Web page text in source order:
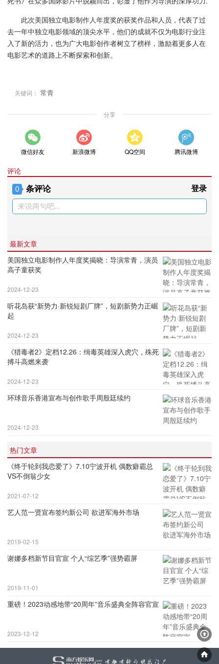
此次美国独立电影制作人年度奖的获奖作品和人员，代表了过
去一年中独立电影领域的顶尖水平，他们的成就不仅为电影行业注
入了新的活力，也为广大电影创作者树立了榜样，激励着更多人在
电影艺术的道路上不断探索和创新。
关键词： 常青
分享
微信好友 新浪微博 QQ空间 腾讯微博
评论
0 条评论 登录
来说两句吧...
最新文章
美国独立电影制作人年度奖揭晓：导演常青，演员
高子童获奖
2024-12-23
听花岛获“新势力·新锐短剧厂牌”，短剧新势力正崛
起
2024-12-23
《猎毒者2》定档12.26：缉毒英雄深入虎穴，殊死
搏斗高燃来袭
2024-12-23
环球音乐香港宣布与创作歌手周殷廷续约
2024-12-23
热门文章
《终于轮到我恋爱了》7.10宁波开机 偶数癖霸总
VS不倒翁少女
2021-07-12
艺人范一贤宣布签约新公司 欲进军海外市场
2019-02-15
谢娜多档新节目官宣 个人“综艺季”强势霸屏
2019-11-01
重磅！2023动感地带“20周年”音乐盛典全阵容官宣
2023-12-12